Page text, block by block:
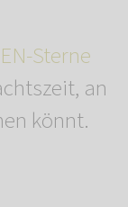
Sterne
an
könnt.